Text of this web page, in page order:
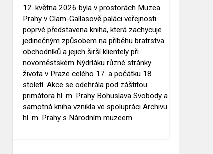
12. května 2026 byla v prostorách Muzea
Prahy v Clam-Gallasově paláci veřejnosti
poprvé představena kniha, která zachycuje
jedinečným způsobem na příběhu bratrstva
obchodníků a jejich širší klientely při
novoměstském Nýdrláku různé stránky
života v Praze celého 17. a počátku 18.
století. Akce se odehrála pod záštitou
primátora hl. m. Prahy Bohuslava Svobody a
samotná kniha vznikla ve spolupráci Archivu
hl. m. Prahy s Národním muzeem.